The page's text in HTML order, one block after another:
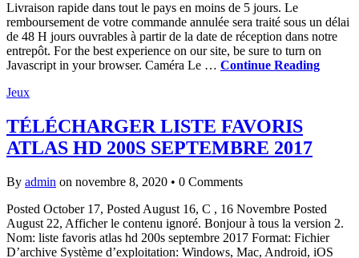
Livraison rapide dans tout le pays en moins de 5 jours. Le
remboursement de votre commande annulée sera traité sous un délai
de 48 H jours ouvrables à partir de la date de réception dans notre
entrepôt. For the best experience on our site, be sure to turn on
Javascript in your browser. Caméra Le … Continue Reading
Jeux
TÉLÉCHARGER LISTE FAVORIS
ATLAS HD 200S SEPTEMBRE 2017
By admin on novembre 8, 2020 • 0 Comments
Posted October 17, Posted August 16, C , 16 Novembre Posted
August 22, Afficher le contenu ignoré. Bonjour à tous la version 2.
Nom: liste favoris atlas hd 200s septembre 2017 Format: Fichier
D’archive Système d’exploitation: Windows, Mac, Android, iOS